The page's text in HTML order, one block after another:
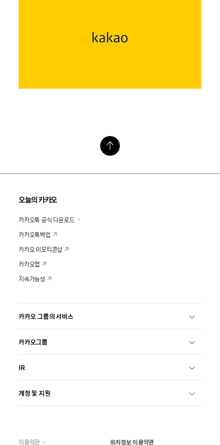
오늘의 카카오
카카오톡 공식 다운로드
카카오톡백업
카카오 이모티콘샵
카카오맵
지속가능성
카카오 그룹의 서비스
카카오그룹
IR
계정 및 지원
이용약관 위치정보 이용약관